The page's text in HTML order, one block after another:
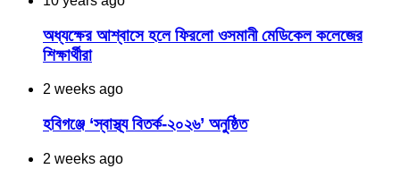
অধ্যক্ষের আশ্বাসে হলে ফিরলো ওসমানী মেডিকেল কলেজের
শিক্ষার্থীরা
2 weeks ago
হবিগঞ্জে ‘স্বাস্থ্য বিতর্ক-২০২৬’ অনুষ্ঠিত
2 weeks ago